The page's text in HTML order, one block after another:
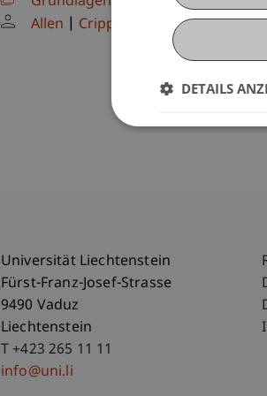
Allen
Crippa
Universität Liechtenstein
Fürst-Franz-Josef-Strasse
9490 Vaduz
Liechtenstein
T +423 265 11 11
info@uni.li
DETAILS